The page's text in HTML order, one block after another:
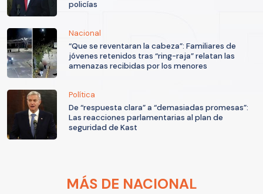
policías
Nacional
“Que se reventaran la cabeza”: Familiares de
jóvenes retenidos tras “ring-raja” relatan las
amenazas recibidas por los menores
Política
De “respuesta clara” a “demasiadas promesas”:
Las reacciones parlamentarias al plan de
seguridad de Kast
MÁS DE NACIONAL